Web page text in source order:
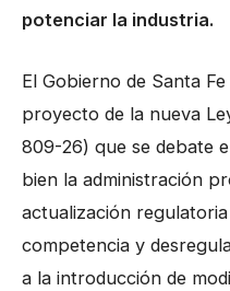
potenciar la industria.
El Gobierno de Santa
proyecto de la nueva
809-26) que se debate
bien la administración
actualización
competencia y
a la introducción de